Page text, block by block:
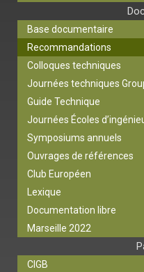
Base documentaire
Recommandations
Colloques techniques
Journées techniques
Guide Technique
Journées Écoles
Symposiums annuels
Ouvrages de références
Club Européen
Lexique
Documentation libre
Marseille 2022
CIGB